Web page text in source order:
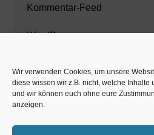
Wir verwenden Cookies, um unsere
diese wissen wir z.B. nicht, welche Inhalte
und wir können euch ohne eure
anzeigen.
Kommentar-Feed
WordPress.org
Zahnarzt München
www.estaregistrierung.org –